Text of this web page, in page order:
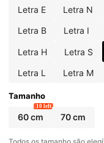
Letra E Letra N
Letra B Letra I
Letra H Letra S
Letra L Letra M
Tamanho
60 cm
10 left
70 cm